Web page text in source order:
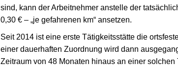
sind, kann der Arbeitnehmer anstelle der
0,30 € – „je gefahrenen km“ ansetzen.
Seit 2014 ist eine erste Tätigkeitsstätte die
einer dauerhaften Zuordnung wird dann
Zeitraum von 48 Monaten hinaus an einer